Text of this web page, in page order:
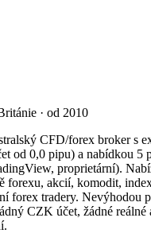
· od 2010
CFD/forex broker s
od 0,0 pipu) a nabídkou 5
proprietární).
forexu, akcií, komodit,
forex tradery. Nevýhodou
CZK účet, žádné